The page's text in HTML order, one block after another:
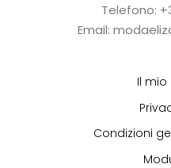
Telefono:
Email:
Il
Condizioni